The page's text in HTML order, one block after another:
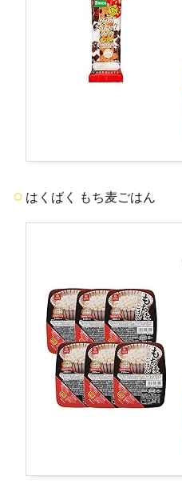
はくばく もち麦ごはん